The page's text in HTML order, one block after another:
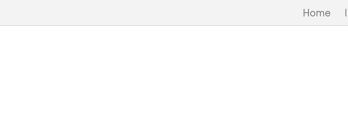
Home